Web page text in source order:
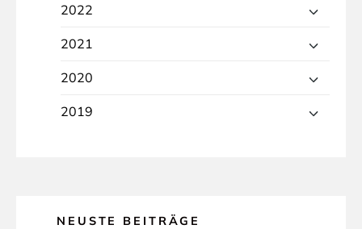
2022
2021
2020
2019
NEUSTE BEITRÄGE